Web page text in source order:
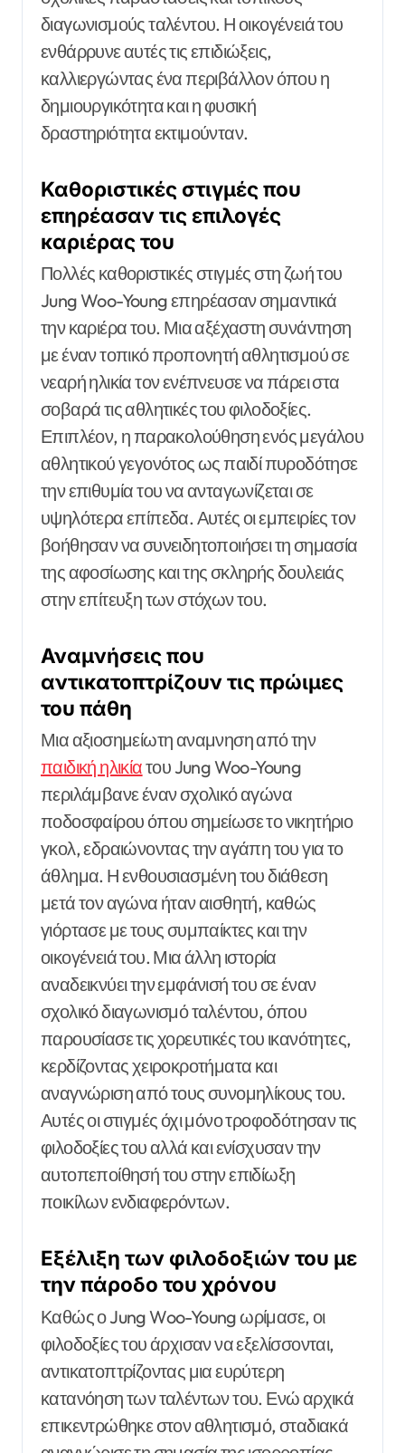
διαγωνισμούς ταλέντου. Η οικογένειά του
ενθάρρυνε αυτές τις επιδιώξεις,
καλλιεργώντας ένα περιβάλλον όπου η
δημιουργικότητα και η φυσική
δραστηριότητα εκτιμούνταν.
Καθοριστικές στιγμές που
επηρέασαν τις επιλογές
καριέρας του
Πολλές καθοριστικές στιγμές στη ζωή του
Jung Woo-Young επηρέασαν σημαντικά
την καριέρα του. Μια αξέχαστη συνάντηση
με έναν τοπικό προπονητή αθλητισμού σε
νεαρή ηλικία τον ενέπνευσε να πάρει στα
σοβαρά τις αθλητικές του φιλοδοξίες.
Επιπλέον, η παρακολούθηση ενός μεγάλου
αθλητικού γεγονότος ως παιδί πυροδότησε
την επιθυμία του να ανταγωνίζεται σε
υψηλότερα επίπεδα. Αυτές οι εμπειρίες τον
βοήθησαν να συνειδητοποιήσει τη σημασία
της αφοσίωσης και της σκληρής δουλειάς
στην επίτευξη των στόχων του.
Αναμνήσεις που
αντικατοπτρίζουν τις πρώιμες
του πάθη
Μια αξιοσημείωτη αναμνηση από την
παιδική ηλικίατου Jung Woo-Young
περιλάμβανε έναν σχολικό αγώνα
ποδοσφαίρου όπου σημείωσε το νικητήριο
γκολ, εδραιώνοντας την αγάπη του για το
άθλημα. Η ενθουσιασμένη του διάθεση
μετά τον αγώνα ήταν αισθητή, καθώς
γιόρτασε με τους συμπαίκτες και την
οικογένειά του. Μια άλλη ιστορία
αναδεικνύει την εμφάνισή του σε έναν
σχολικό διαγωνισμό ταλέντου, όπου
παρουσίασε τις χορευτικές του ικανότητες,
κερδίζοντας χειροκροτήματα και
αναγνώριση από τους συνομηλίκους του.
Αυτές οι στιγμές όχι μόνο τροφοδότησαν τις
φιλοδοξίες του αλλά και ενίσχυσαν την
αυτοπεποίθησή του στην επιδίωξη
ποικίλων ενδιαφερόντων.
Εξέλιξη των φιλοδοξιών του με
την πάροδο του χρόνου
Καθώς ο Jung Woo-Young ωρίμασε, οι
φιλοδοξίες του άρχισαν να εξελίσσονται,
αντικατοπτρίζοντας μια ευρύτερη
κατανόηση των ταλέντων του. Ενώ αρχικά
επικεντρώθηκε στον αθλητισμό, σταδιακά